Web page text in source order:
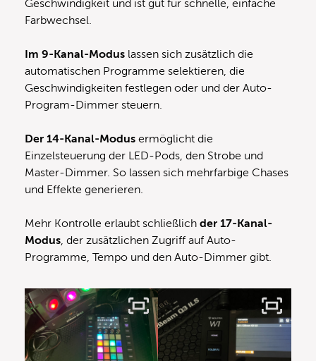
Geschwindigkeit und ist gut für schnelle, einfache
Farbwechsel.
Im 9-Kanal-Modus lassen sich zusätzlich die
automatischen Programme selektieren, die
Geschwindigkeiten festlegen oder und der Auto-
Program-Dimmer steuern.
Der 14-Kanal-Modus ermöglicht die
Einzelsteuerung der LED-Pods, den Strobe und
Master-Dimmer. So lassen sich mehrfarbige Chases
und Effekte generieren.
Mehr Kontrolle erlaubt schließlich der 17-Kanal-
Modus, der zusätzlichen Zugriff auf Auto-
Programme, Tempo und den Auto-Dimmer gibt.